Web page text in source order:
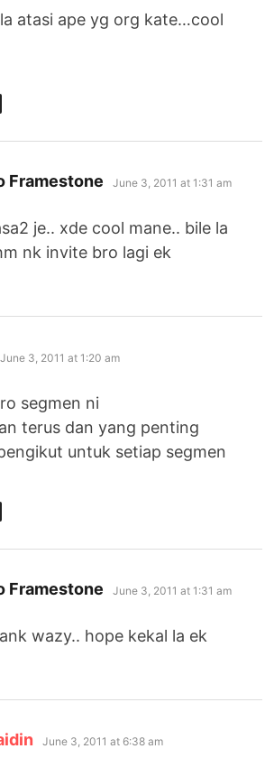
atasi ape yg org kate…cool
Framestone says:
June 3, 2011 at 1:31 am
je.. xde cool mane.. bile la
nk invite bro lagi ek
says:
June 3, 2011 at 1:20 am
segmen ni
terus dan yang penting
untuk setiap segmen
Framestone says:
June 3, 2011 at 1:31 am
wazy.. hope kekal la ek
says:
June 3, 2011 at 6:38 am